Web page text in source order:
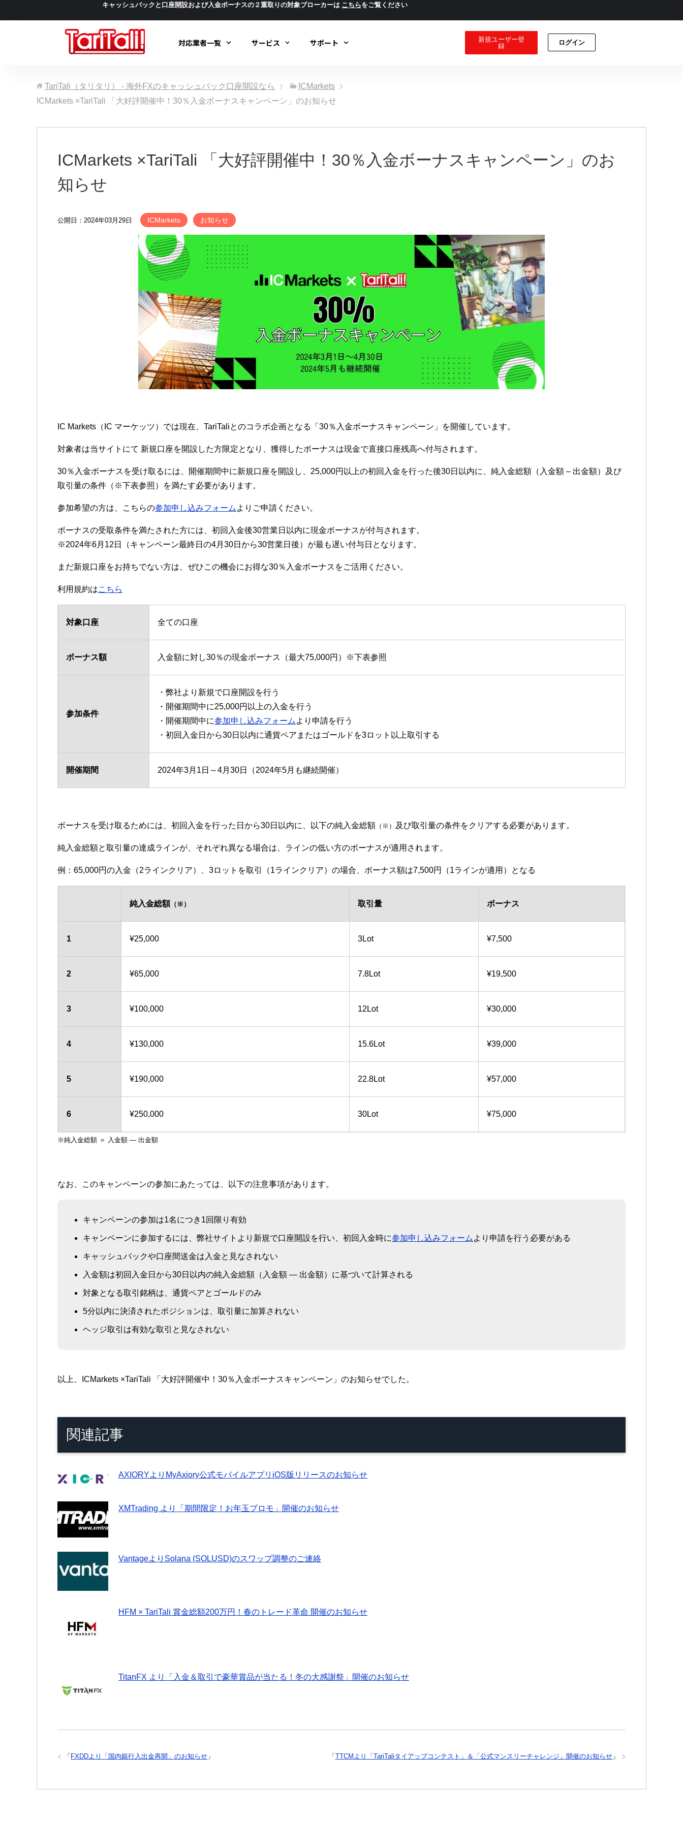
キャッシュバックと口座開設および入金ボーナスの２重取りの対象ブローカーは こちらをご覧ください
対応業者一覧 サービス サポート
新規ユーザー登
録
ログイン
TariTali（タリタリ） - 海外FXのキャッシュバック口座開設なら
ICMarkets
ICMarkets ×TariTali 「大好評開催中！30％入金ボーナスキャンペーン」のお知らせ
ICMarkets ×TariTali 「大好評開催中！30％入金ボーナスキャンペーン」のお
知らせ
公開日：2024年03月29日 ICMarkets お知らせ
IC Markets（IC マーケッツ）では現在、TariTaliとのコラボ企画となる「30％入金ボーナスキャンペーン」を開催しています。
対象者は当サイトにて 新規口座を開設した方限定となり、獲得したボーナスは現金で直接口座残高へ付与されます。
30％入金ボーナスを受け取るには、開催期間中に新規口座を開設し、25,000円以上の初回入金を行った後30日以内に、純入金総額（入金額 – 出金額）及び
取引量の条件（※下表参照）を満たす必要があります。
参加希望の方は、こちらの参加申し込みフォーム よりご申請ください。
ボーナスの受取条件を満たされた方には、初回入金後30営業日以内に現金ボーナスが付与されます。
※2024年6月12日（キャンペーン最終日の4月30日から30営業日後）が最も遅い付与日となります。
まだ新規口座をお持ちでない方は、ぜひこの機会にお得な30％入金ボーナスをご活用ください。
利用規約はこちら
対象口座 全ての口座
ボーナス額 入金額に対し30％の現金ボーナス（最大75,000円）※下表参照
参加条件
・弊社より新規で口座開設を行う
・開催期間中に25,000円以上の入金を行う
・開催期間中に参加申し込みフォーム より申請を行う
・初回入金日から30日以内に通貨ペアまたはゴールドを3ロット以上取引する
開催期間 2024年3月1日～4月30日（2024年5月も継続開催）
ボーナスを受け取るためには、初回入金を行った日から30日以内に、以下の純入金総額 （※） 及び取引量の条件をクリアする必要があります。
純入金総額と取引量の達成ラインが、それぞれ異なる場合は、ラインの低い方のボーナスが適用されます。
例：65,000円の入金（2ラインクリア）、3ロットを取引（1ラインクリア）の場合、ボーナス額は7,500円（1ラインが適用）となる
純入金総額 （※） 取引量 ボーナス
1 ¥25,000 3Lot ¥7,500
2 ¥65,000 7.8Lot ¥19,500
3 ¥100,000 12Lot ¥30,000
4 ¥130,000 15.6Lot ¥39,000
5 ¥190,000 22.8Lot ¥57,000
6 ¥250,000 30Lot ¥75,000
※純入金総額 ＝ 入金額 — 出金額
なお、このキャンペーンの参加にあたっては、以下の注意事項があります。
キャンペーンの参加は1名につき1回限り有効
キャンペーンに参加するには、 弊社サイトより新規で口座開設を行い、初回入金時に参加申し込みフォーム より申請を行う必要がある
キャッシュバックや口座間送金は入金と見なされない
入金額は初回入金日から30日以内の純入金総額（入金額 — 出金額）に基づいて計算される
対象となる取引銘柄は、通貨ペアとゴールドのみ
5分以内に決済されたポジションは、取引量に加算されない
ヘッジ取引は有効な取引と見なされない
以上、ICMarkets ×TariTali 「大好評開催中！30％入金ボーナスキャンペーン」のお知らせでした。
関連記事
AXIORYよりMyAxiory公式モバイルアプリiOS版リリースのお知らせ
XMTrading より「期間限定！お年玉プロモ」開催のお知らせ
VantageよりSolana (SOLUSD)のスワップ調整のご連絡
HFM × TariTali 賞金総額200万円！春のトレード革命 開催のお知らせ
TitanFX より「入金＆取引で豪華賞品が当たる！冬の大感謝祭」開催のお知らせ
「 TTCMより「TariTaliタイアップコンテスト」＆「公式マンスリーチャレンジ」開催のお知らせ 」
「 FXDDより「国内銀行入出金再開」のお知らせ 」